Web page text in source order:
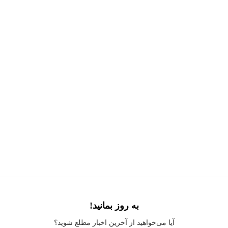
Application error: a client
-side exception has occurred while loading
به روز بمانید!
آیا می‌خواهید از آخرین اخبار مطلع شوید؟